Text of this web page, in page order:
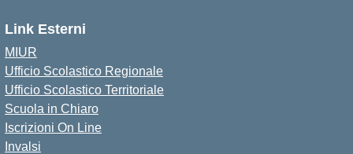
Link Esterni
MIUR
Ufficio Scolastico Regionale
Ufficio Scolastico Territoriale
Scuola in Chiaro
Iscrizioni On Line
Invalsi